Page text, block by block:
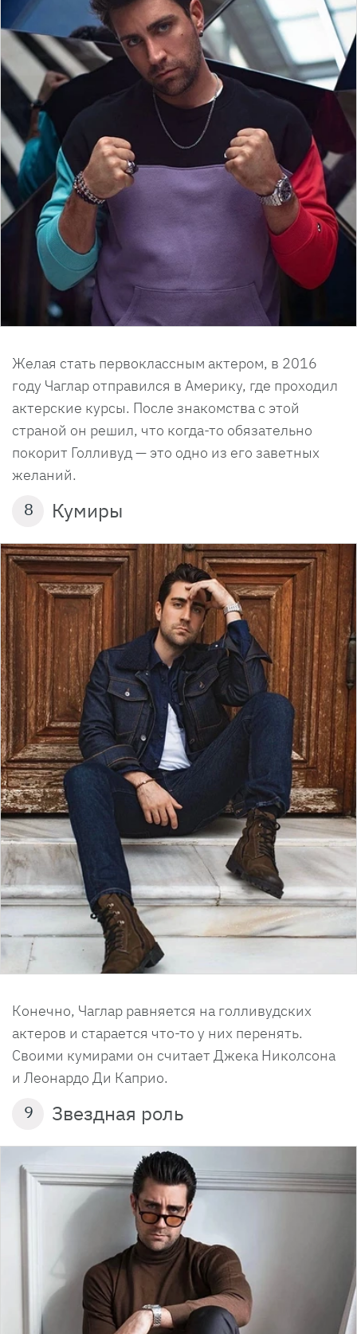
Желая стать первоклассным актером, в 2016
году Чаглар отправился в Америку, где проходил
актерские курсы. После знакомства с этой
страной он решил, что когда-то обязательно
покорит Голливуд — это одно из его заветных
желаний.
8 Кумиры
Конечно, Чаглар равняется на голливудских
актеров и старается что-то у них перенять.
Своими кумирами он считает Джека Николсона
и Леонардо Ди Каприо.
9 Звездная роль